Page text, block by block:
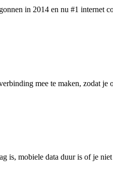
in 2014 en nu #1 internet
mee te maken, zodat
is, mobiele data duur is of je